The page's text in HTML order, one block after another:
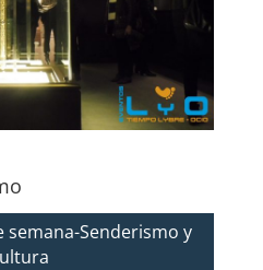
semana-Senderismo y